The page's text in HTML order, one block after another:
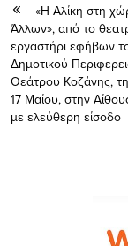
«Η Αλίκη στη
Άλλων», από το
εργαστήρι εφήβων
Δημοτικού
Θεάτρου Κοζάνης,
17 Μαίου, στην
με ελεύθερη είσοδο